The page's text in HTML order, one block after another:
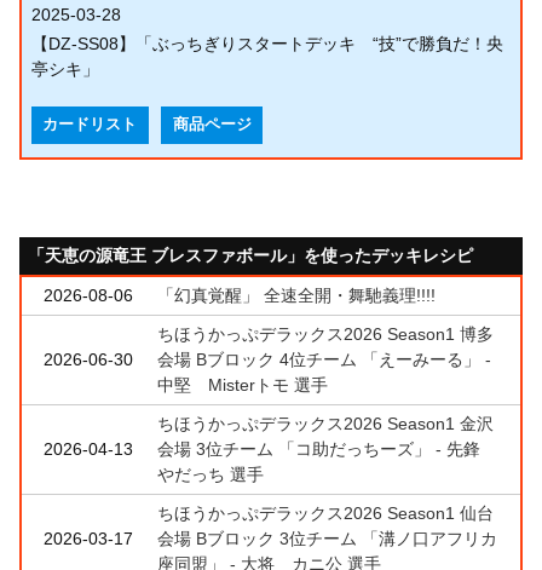
2025-03-28
【DZ-SS08】「ぶっちぎりスタートデッキ “技”で勝負だ！央
亭シキ」
カードリスト 商品ページ
「天恵の源竜王 ブレスファボール」を使ったデッキレシピ
2026-08-06 「幻真覚醒」 全速全開・舞馳義理!!!!
2026-06-30
ちほうかっぷデラックス2026 Season1 博多
会場 Bブロック 4位チーム 「えーみーる」 -
中堅 Misterトモ 選手
2026-04-13
ちほうかっぷデラックス2026 Season1 金沢
会場 3位チーム 「コ助だっちーズ」 - 先鋒
やだっち 選手
2026-03-17
ちほうかっぷデラックス2026 Season1 仙台
会場 Bブロック 3位チーム 「溝ノ口アフリカ
座同盟」 - 大将 カニ公 選手